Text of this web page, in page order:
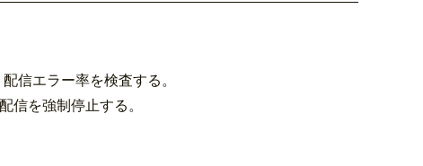
信エラー率を検査する。
信を強制停止する。